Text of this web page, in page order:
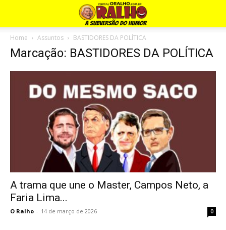
Home Assuntos BASTIDORES DA POLÍTICA
Marcação: BASTIDORES DA POLÍTICA
A trama que une o Master, Campos Neto, a
Faria Lima...
O Ralho - 14 de março de 2026 0